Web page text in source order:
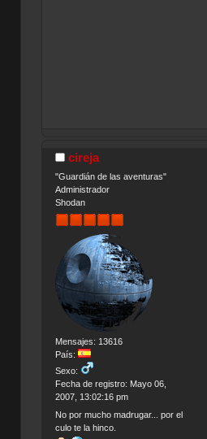
cireja
"Guardián de las aventuras"
Administrador
Shodan
Mensajes: 13616
País:
Sexo:
Fecha de registro: Mayo 06,
2007, 13:02:16 pm
No por mucho madrugar... por el
culo te la hinco.